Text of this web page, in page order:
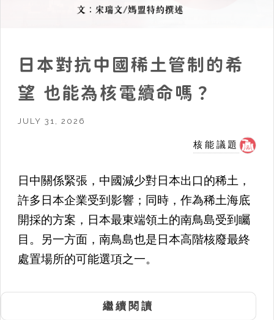
日本對抗中國稀土管制的希
望 也能為核電續命嗎？
JULY 31, 2026
核能議題
日中關係緊張，中國減少對日本出口的稀土，
許多日本企業受到影響；同時，作為稀土海底
開採的方案，日本最東端領土的南鳥島受到矚
目。另一方面，南鳥島也是日本高階核廢最終
處置場所的可能選項之一。
繼續閱讀